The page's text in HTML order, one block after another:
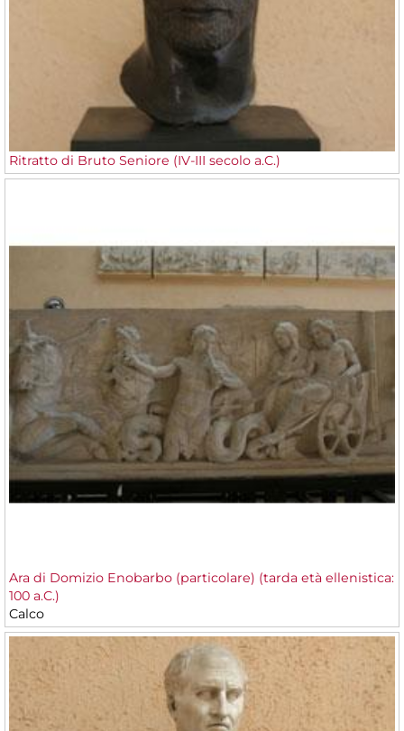
Ritratto di Bruto Seniore (IV-III secolo a.C.)
Ara di Domizio Enobarbo (particolare) (tarda età ellenistica:
100 a.C.)
Calco